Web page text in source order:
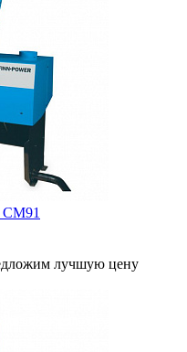
лучшую цену